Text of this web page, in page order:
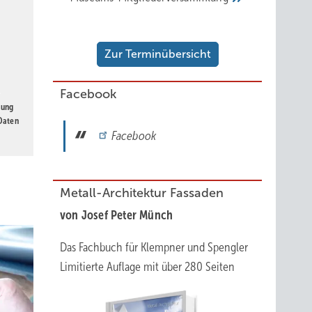
die
und
Raum
Zur Terminübersicht
Facebook
Facebook
Metall-Architektur Fassaden
von Josef Peter Münch
Das Fachbuch für Klempner und Spengler
Limitierte Auflage mit über 280 Seiten